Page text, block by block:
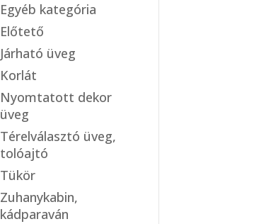
Egyéb kategória
Előtető
Járható üveg
Korlát
Nyomtatott dekor
üveg
Térelválasztó üveg,
tolóajtó
Tükör
Zuhanykabin,
kádparaván